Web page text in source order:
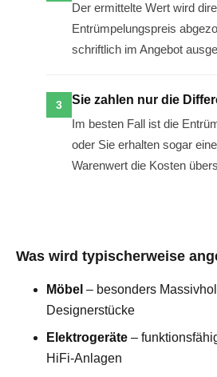
Der ermittelte Wert wird
Entrümpelungspreis
schriftlich im Angebot
Sie zahlen nur die
Im besten Fall ist die
oder Sie erhalten sogar
Warenwert die Kosten
Was wird typischerweise
Möbel – besonders
Designerstücke
Elektrogeräte –
HiFi-Anlagen